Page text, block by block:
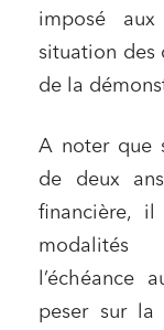
imposé
situation des
de la
A noter que
de deux
financière, il
modalités
l’échéance
peser sur la